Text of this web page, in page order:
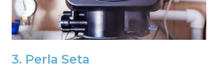
3. Perla Seta